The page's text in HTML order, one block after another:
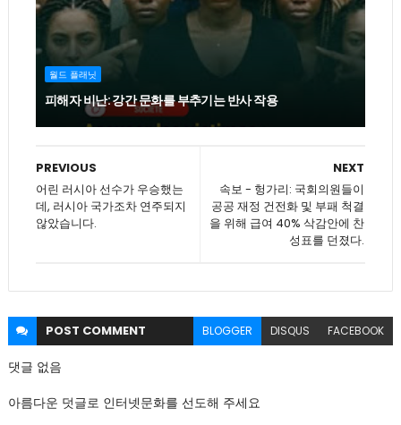
월드 플래닛
피해자 비난: 강간 문화를 부추기는 반사 작용
NEXT
속보 - 헝가리: 국회의원들이
공공 재정 건전화 및 부패 척결
을 위해 급여 40% 삭감안에 찬
성표를 던졌다.
PREVIOUS
어린 러시아 선수가 우승했는
데, 러시아 국가조차 연주되지
않았습니다.
POST COMMENT BLOGGER DISQUS FACEBOOK
댓글 없음
아름다운 덧글로 인터넷문화를 선도해 주세요